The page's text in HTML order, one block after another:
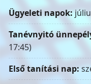
Ügyeleti napok:
Tanévnyitó
17:45)
Első tanítási nap: